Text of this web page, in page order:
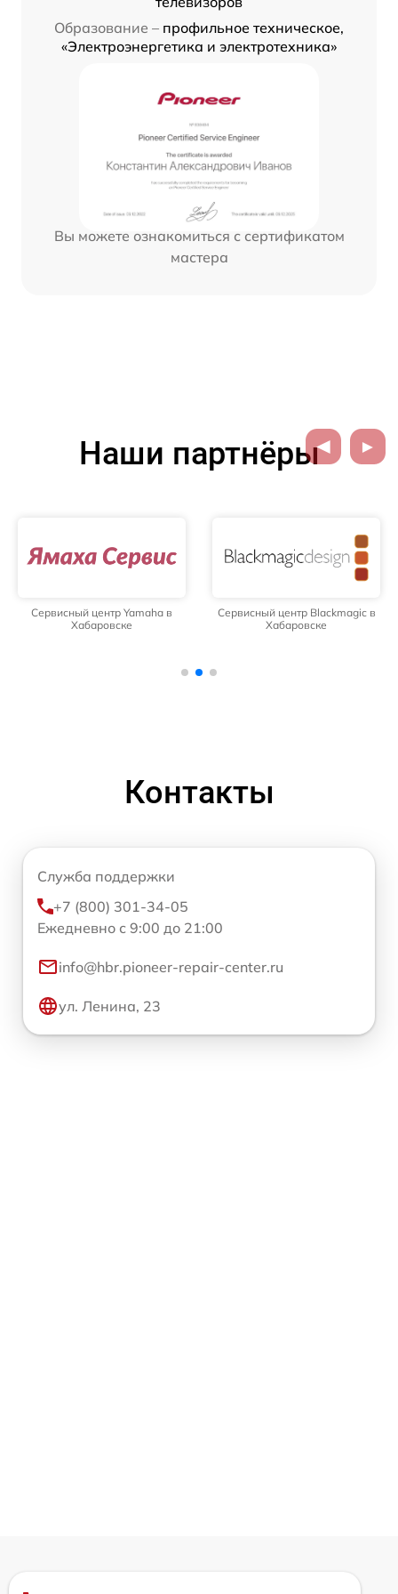
Образование – профильное техническое,
«Электроэнергетика и электротехника»
Вы можете ознакомиться с сертификатом
мастера
Наши партнёры
Сервисный центр Yamaha в
Хабаровске
Сервисный центр Blackmagic в
Хабаровске
Контакты
Служба поддержки
+7 (800) 301-34-05
Ежедневно с 9:00 до 21:00
info@hbr.pioneer-repair-center.ru
ул. Ленина, 23